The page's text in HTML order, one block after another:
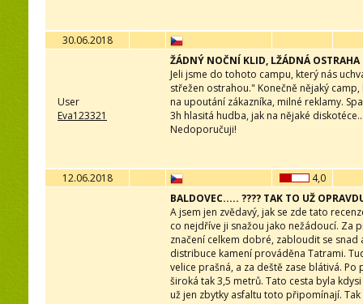
30.06.2018
User
Eva123321
ŽÁDNÝ NOČNÍ KLID, LŽÁDNÁ OSTRAHA
Jeli jsme do tohoto campu, který nás
střežen ostrahou." Konečně nějaký
na upoutání zákazníka, milné reklamy.
3h hlasitá hudba, jak na nějaké
Nedoporučuji!
12.06.2018 4,0
BALDOVEC..... ???? TAK TO UŽ
A jsem jen zvědavý, jak se zde tato
co nejdříve ji snažou jako nežádoucí. Za
značení celkem dobré, zabloudit se
distribuce kamení prováděna Tatrami.
velice prašná, a za deště zase blátivá.
široká tak 3,5 metrů. Tato cesta byla
už jen zbytky asfaltu toto připomínají.